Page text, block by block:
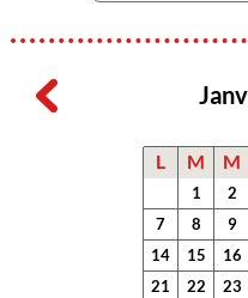
L M M
1 2
7
8 9
14
15 16
21
22 23